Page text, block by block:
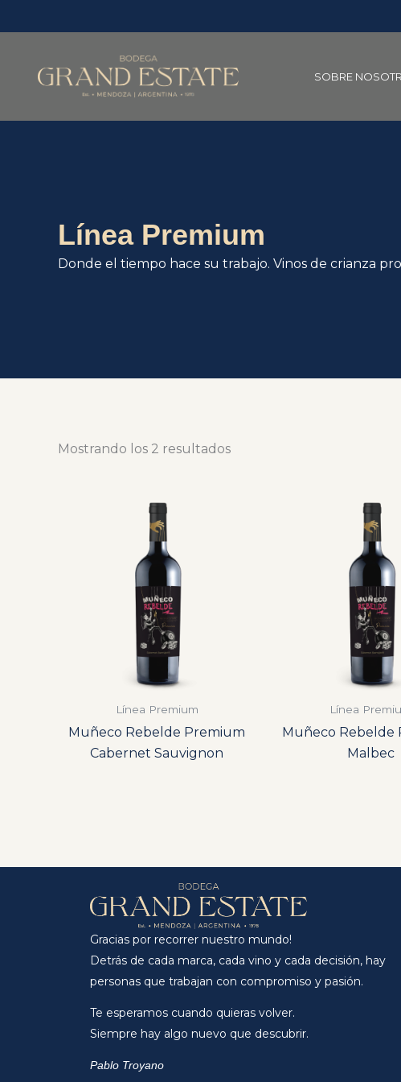
al
SOBRE
Línea Premium
Donde el tiempo hace su trabajo. Vinos de crianza
Mostrando los 2 resultados
Línea Premium
Muñeco Rebelde Premium
Cabernet Sauvignon
Línea
Muñeco Rebelde
Malbec
Gracias por recorrer nuestro mundo!
Detrás de cada marca, cada vino y cada decisión, hay
personas que trabajan con compromiso y pasión.
Te esperamos cuando quieras volver.
Siempre hay algo nuevo que descubrir.
Pablo Troyano